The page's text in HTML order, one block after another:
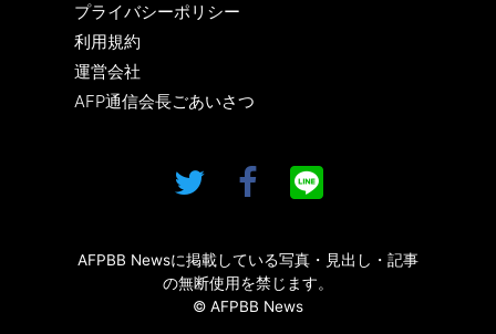
プライバシーポリシー
利用規約
運営会社
AFP通信会長ごあいさつ
AFPBB Newsに掲載している写真・見出し・記事
の無断使用を禁じます。
© AFPBB News